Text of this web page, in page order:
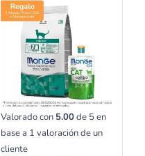
Valorado con 5.00de 5 en
base a 1 valoración de un
cliente
desde
S/22.00
hasta
S/65.00